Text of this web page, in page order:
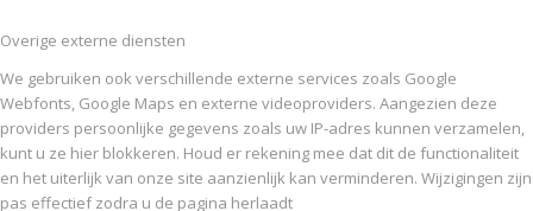
Overige externe diensten
We gebruiken ook verschillende externe services zoals Google
Webfonts, Google Maps en externe videoproviders. Aangezien deze
providers persoonlijke gegevens zoals uw IP-adres kunnen verzamelen,
kunt u ze hier blokkeren. Houd er rekening mee dat dit de functionaliteit
en het uiterlijk van onze site aanzienlijk kan verminderen. Wijzigingen zijn
pas effectief zodra u de pagina herlaadt